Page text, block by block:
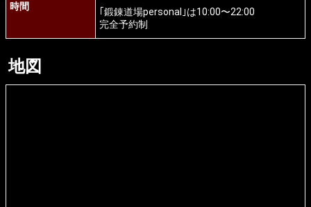
時間
｢鍛錬道場personal｣は10:00〜22:00
完全予約制
地図